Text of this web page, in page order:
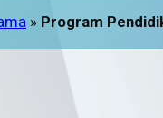
» Program